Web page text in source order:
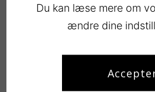
Stranden og Skoven
Du kan læse mere om
ændre dine